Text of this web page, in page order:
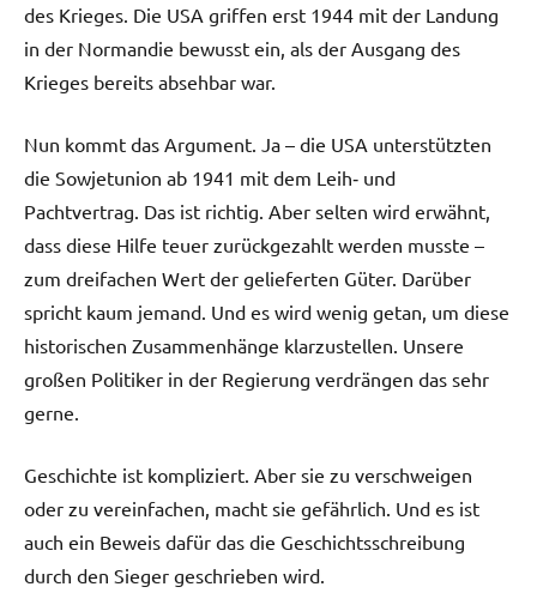
des Krieges. Die USA griffen erst 1944 mit der Landung
in der Normandie bewusst ein, als der Ausgang des
Krieges bereits absehbar war.
Nun kommt das Argument. Ja – die USA unterstützten
die Sowjetunion ab 1941 mit dem Leih‑ und
Pachtvertrag. Das ist richtig. Aber selten wird erwähnt,
dass diese Hilfe teuer zurückgezahlt werden musste –
zum dreifachen Wert der gelieferten Güter. Darüber
spricht kaum jemand. Und es wird wenig getan, um diese
historischen Zusammenhänge klarzustellen. Unsere
großen Politiker in der Regierung verdrängen das sehr
gerne.
Geschichte ist kompliziert. Aber sie zu verschweigen
oder zu vereinfachen, macht sie gefährlich. Und es ist
auch ein Beweis dafür das die Geschichtsschreibung
durch den Sieger geschrieben wird.